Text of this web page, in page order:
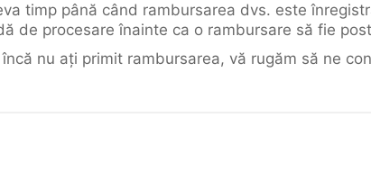
timp până când rambursarea dvs. este
de procesare înainte ca o rambursare să fie
nu ați primit rambursarea, vă rugăm să ne